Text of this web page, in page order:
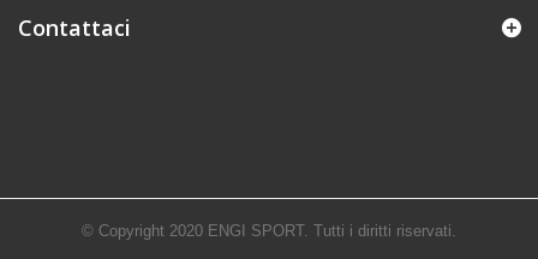
Contattaci
© Copyright 2020 ENGI SPORT. Tutti i diritti riservati.